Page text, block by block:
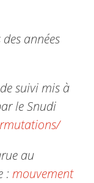
années
suivi mis à
le Snudi
au
: mouvement